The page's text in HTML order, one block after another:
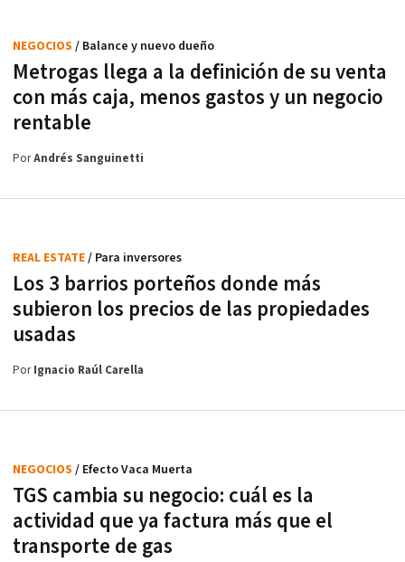
Metrogas llega a la definición de su venta
con más caja, menos gastos y un negocio
rentable
NEGOCIOS / Balance y nuevo dueño
PorAndrés Sanguinetti
Los 3 barrios porteños donde más
subieron los precios de las propiedades
usadas
REAL ESTATE/ Para inversores
PorIgnacio Raúl Carella
TGS cambia su negocio: cuál es la
actividad que ya factura más que el
transporte de gas
NEGOCIOS / Efecto Vaca Muerta